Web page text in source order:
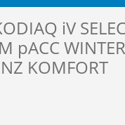
iV
pACC WINTER
KOMFORT